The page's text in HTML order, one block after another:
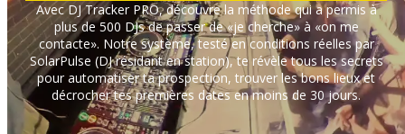
Avec DJ Tracker PRO, découvre la méthode qui a permis à
plus de 500 DJs de passer de «je cherche» à «on me
contacte». Notre système, testé en conditions réelles par
SolarPulse (DJ résidant en station), te révèle tous les secrets
pour automatiser ta prospection, trouver les bons lieux et
décrocher tes premières dates en moins de 30 jours.